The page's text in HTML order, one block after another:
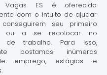
ES é oferecido
com o intuito de ajudar
seu primeiro
ou a se recolocar no
de trabalho. Para isso,
postamos inúmeras
emprego, estágios e